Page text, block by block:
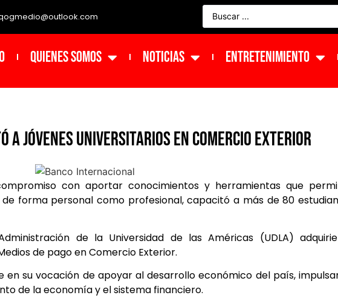
Quienes Somos NOTICIAS ENTRETENIMIENTO
a jóvenes universitarios en Comercio Exterior
con aportar conocimientos y herramientas que
forma personal como profesional, capacitó a más de 80
de la Universidad de las Américas (UDLA)
de pago en Comercio Exterior.
su vocación de apoyar al desarrollo económico del país,
de la economía y el sistema financiero.